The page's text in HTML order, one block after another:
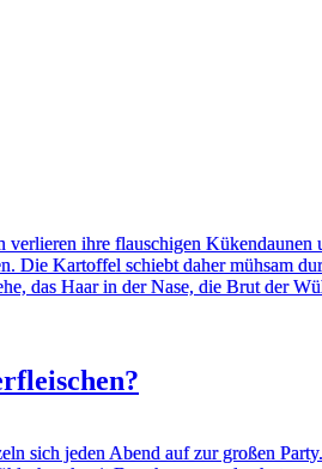
ihre flauschigen
Kartoffel schiebt daher mühsam
das Haar in der Nase, die Brut der
sich jeden Abend auf zur großen